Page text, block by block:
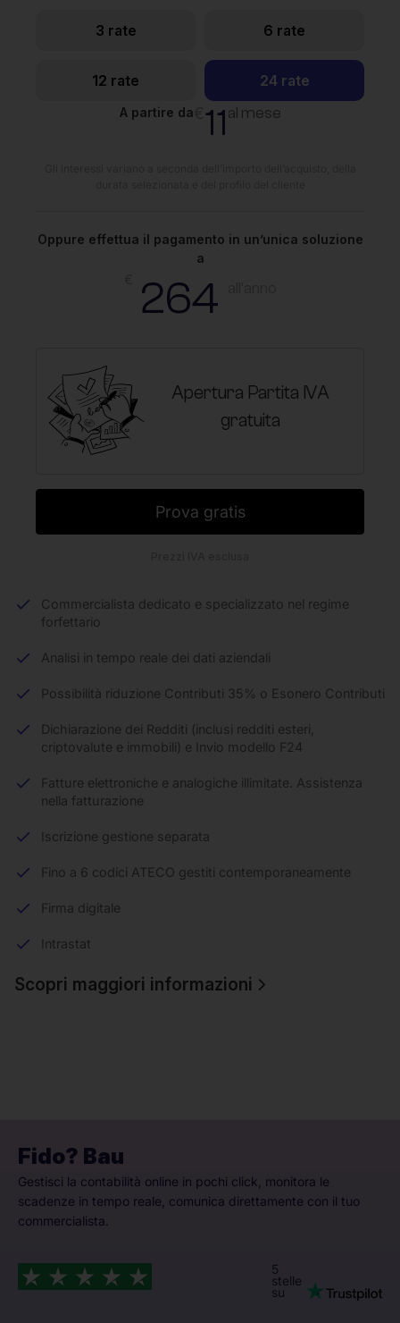
3 rate 6 rate
12 rate 24 rate
A partire da 11al mese
Oppure effettua il pagamento in un’unica soluzione
a
264
Apertura Partita IVA
gratuita
Prova gratis
Commercialista dedicato e specializzato nel regime
forfettario
Analisi in tempo reale dei dati aziendali
Possibilità riduzione Contributi 35% o Esonero Contributi
Dichiarazione dei Redditi (inclusi redditi esteri,
criptovalute e immobili) e Invio modello F24
Fatture elettroniche e analogiche illimitate. Assistenza
nella fatturazione
Iscrizione gestione separata
Fino a 6 codici ATECO gestiti contemporaneamente
Firma digitale
Intrastat
Scopri maggiori informazioni
Fido? Bau
Gestisci la contabilità online in pochi click, monitora le
scadenze in tempo reale, comunica direttamente con il tuo
commercialista.
5
stelle
su